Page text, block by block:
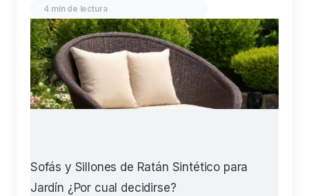
4 min de lectura
Sofás y Sillones de Ratán Sintético para
Jardín ¿Por cual decidirse?